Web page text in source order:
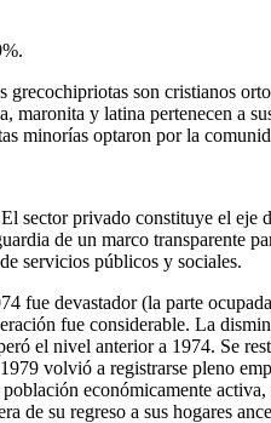
son cristianos
maronita y latina pertenecen a
minorías optaron por la
sector privado constituye el eje
de un marco transparente
servicios públicos y sociales.
fue devastador (la parte
fue considerable. La
el nivel anterior a 1974. Se
volvió a registrarse pleno
económicamente activa,
de su regreso a sus hogares